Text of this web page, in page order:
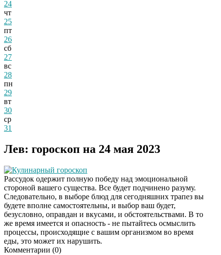
24
чт
25
пт
26
сб
27
вс
28
пн
29
вт
30
ср
31
Лев: гороскоп на 24 мая 2023
Кулинарный гороскоп
Рассудок одержит полную победу над эмоциональной
стороной вашего существа. Все будет подчинено разуму.
Следовательно, в выборе блюд для сегодняшних трапез вы
будете вполне самостоятельны, и выбор ваш будет,
безусловно, оправдан и вкусами, и обстоятельствами. В то
же время имеется и опасность - не пытайтесь осмыслить
процессы, происходящие с вашим организмом во время
еды, это может их нарушить.
Комментарии (0)
Скрытая камера на